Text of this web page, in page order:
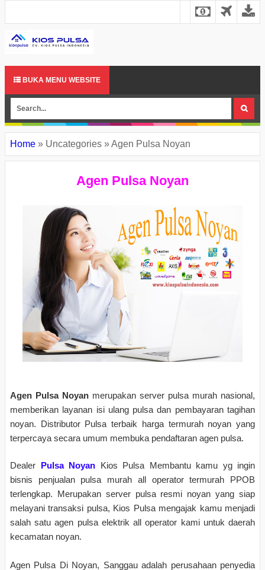
BUKA MENU WEBSITE
Home » Uncategories »Agen Pulsa Noyan
Agen Pulsa Noyan
Agen Pulsa Noyan merupakan server pulsa murah nasional,
memberikan layanan isi ulang pulsa dan pembayaran tagihan
noyan. Distributor Pulsa terbaik harga termurah noyan yang
terpercaya secara umum membuka pendaftaran agen pulsa.
Dealer Pulsa Noyan Kios Pulsa Membantu kamu yg ingin
bisnis penjualan pulsa murah all operator termurah PPOB
terlengkap. Merupakan server pulsa resmi noyan yang siap
melayani transaksi pulsa, Kios Pulsa mengajak kamu menjadi
salah satu agen pulsa elektrik all operator kami untuk daerah
kecamatan noyan.
Agen Pulsa Di Noyan, Sanggau adalah perusahaan penyedia